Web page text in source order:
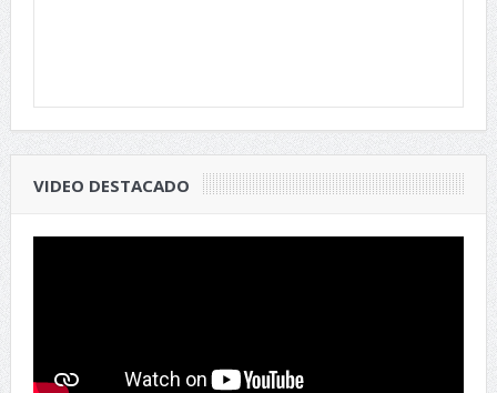
VIDEO DESTACADO